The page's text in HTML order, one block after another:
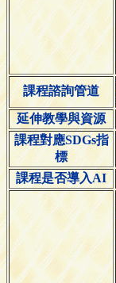
課程諮詢管道
延伸教學與資源
課程對應SDGs指
標
課程是否導入AI